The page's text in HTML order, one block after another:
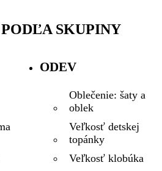
SKUPINY
ODEV
Oblečenie: šaty a
oblek
Veľkosť detskej
topánky
Veľkosť klobúka